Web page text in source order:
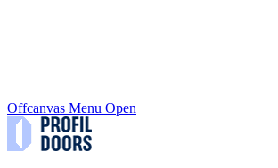
Offcanvas Menu Open